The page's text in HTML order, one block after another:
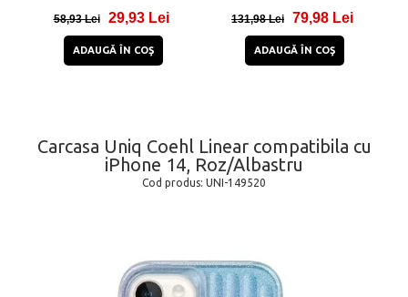
58,93 Lei 29,93 Lei
ADAUGĂ ÎN COŞ
131,98 Lei 79,98 Lei
ADAUGĂ ÎN COŞ
Carcasa Uniq Coehl Linear compatibila cu
iPhone 14, Roz/Albastru
Cod produs: UNI-149520